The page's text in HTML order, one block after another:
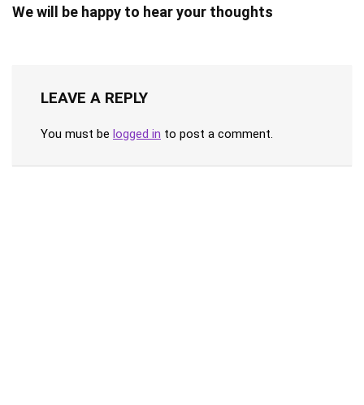
We will be happy to hear your thoughts
LEAVE A REPLY
You must be logged in to post a comment.